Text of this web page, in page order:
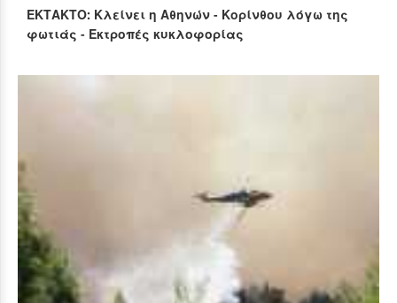
ΕΚΤΑΚΤΟ: Κλείνει η Αθηνών - Κορίνθου λόγω της
φωτιάς - Εκτροπές κυκλοφορίας